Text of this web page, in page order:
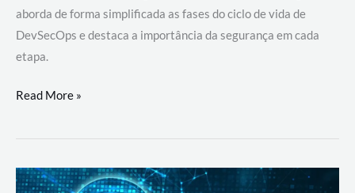
aborda de forma simplificada as fases do ciclo de vida de
DevSecOps e destaca a importância da segurança em cada
etapa.
DevSecOps
Prática:
Desenvolvimento,
Read More »